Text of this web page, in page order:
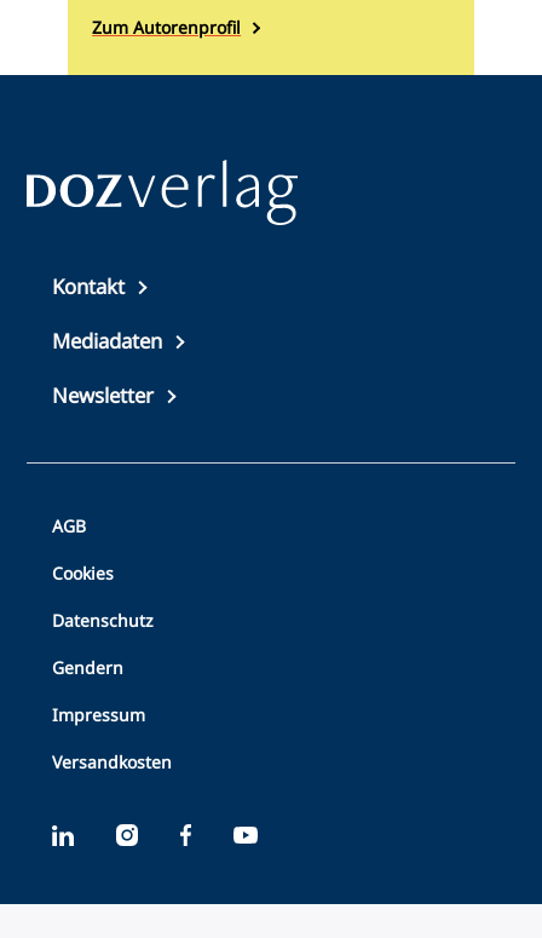
Zum Autorenprofil
Top
footer
Kontakt
Mediadaten
Newsletter
Bottom
Footer
AGB
Cookies
Datenschutz
Gendern
Impressum
Versandkosten